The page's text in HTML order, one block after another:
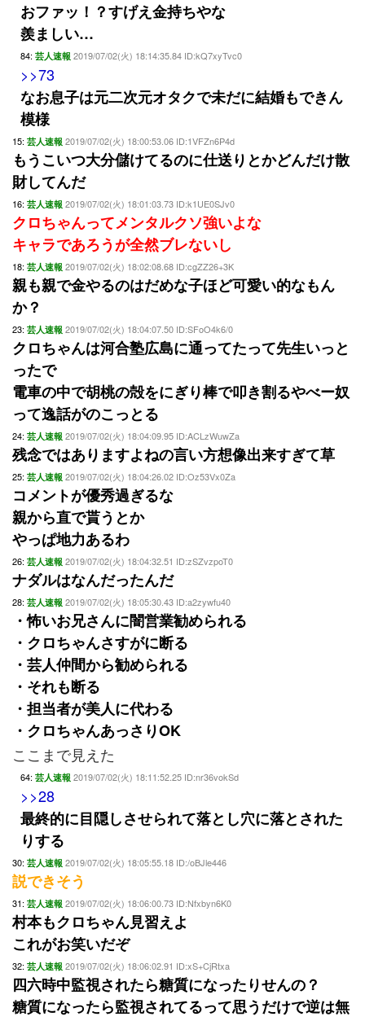
おファッ！？すげえ金持ちやな
羨ましい…
84: 芸人速報 2019/07/02(火) 18:14:35.84 ID:kQ7xyTvc0
>>73
なお息子は元二次元オタクで未だに結婚もできん
模様
15: 芸人速報 2019/07/02(火) 18:00:53.06 ID:1VFZn6P4d
もうこいつ大分儲けてるのに仕送りとかどんだけ散
財してんだ
16: 芸人速報 2019/07/02(火) 18:01:03.73 ID:k1UE0SJv0
クロちゃんってメンタルクソ強いよな
キャラであろうが全然ブレないし
18: 芸人速報 2019/07/02(火) 18:02:08.68 ID:cgZZ26+3K
親も親で金やるのはだめな子ほど可愛い的なもん
か？
23: 芸人速報 2019/07/02(火) 18:04:07.50 ID:SFoO4k6/0
クロちゃんは河合塾広島に通ってたって先生いっと
ったで
電車の中で胡桃の殻をにぎり棒で叩き割るやべー奴
って逸話がのこっとる
24: 芸人速報 2019/07/02(火) 18:04:09.95 ID:ACLzWuwZa
残念ではありますよねの言い方想像出来すぎて草
25: 芸人速報 2019/07/02(火) 18:04:26.02 ID:Oz53Vx0Za
コメントが優秀過ぎるな
親から直で貰うとか
やっぱ地力あるわ
26: 芸人速報 2019/07/02(火) 18:04:32.51 ID:zSZvzpoT0
ナダルはなんだったんだ
28: 芸人速報 2019/07/02(火) 18:05:30.43 ID:a2zywfu40
・怖いお兄さんに闇営業勧められる
・クロちゃんさすがに断る
・芸人仲間から勧められる
・それも断る
・担当者が美人に代わる
・クロちゃんあっさりOK
ここまで見えた
64: 芸人速報 2019/07/02(火) 18:11:52.25 ID:nr36vokSd
>>28
最終的に目隠しさせられて落とし穴に落とされた
りする
30: 芸人速報 2019/07/02(火) 18:05:55.18 ID:/oBJle446
説できそう
31: 芸人速報 2019/07/02(火) 18:06:00.73 ID:Nfxbyn6K0
村本もクロちゃん見習えよ
これがお笑いだぞ
32: 芸人速報 2019/07/02(火) 18:06:02.91 ID:xS+CjRtxa
四六時中監視されたら糖質になったりせんの？
糖質になったら監視されてるって思うだけで逆は無